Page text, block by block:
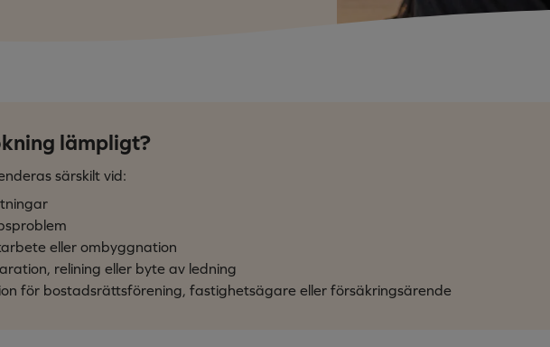
lämpligt?
särskilt vid:
eller ombyggnation
relining eller byte av ledning
för bostadsrättsförening, fastighetsägare eller försäkringsärende